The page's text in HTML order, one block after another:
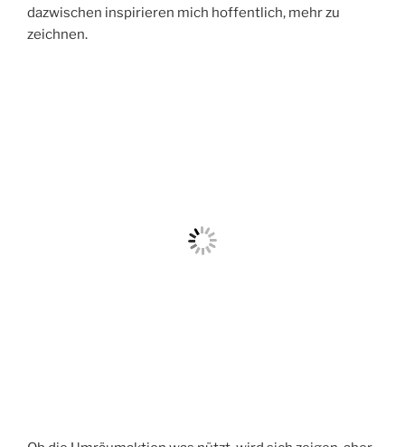
dazwischen inspirieren mich hoffentlich, mehr zu
zeichnen.